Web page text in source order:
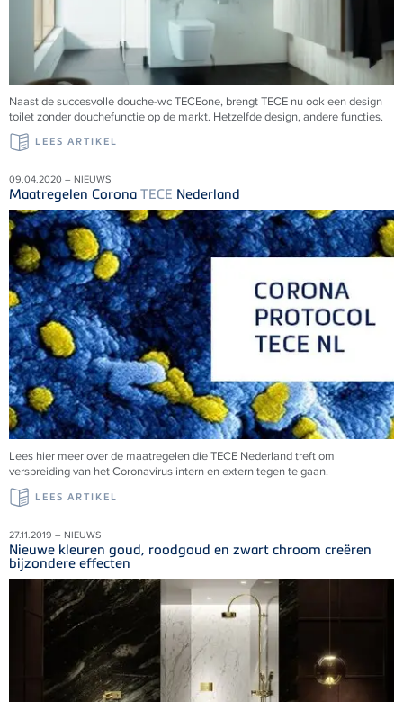
Naast de succesvolle douche-wc TECEone, brengt TECE nu ook een design
toilet zonder douchefunctie op de markt. Hetzelfde design, andere functies.
LEES ARTIKEL
09.04.2020 – NIEUWS
Maatregelen Corona TECE Nederland
Lees hier meer over de maatregelen die TECE Nederland treft om
verspreiding van het Coronavirus intern en extern tegen te gaan.
LEES ARTIKEL
27.11.2019 – NIEUWS
Nieuwe kleuren goud, roodgoud en zwart chroom creëren
bijzondere effecten